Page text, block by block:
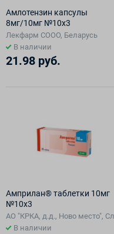
Амлотензин капсулы
8мг/10мг №10х3
Лекфарм СООО, Беларусь
В наличии
21.98 руб.
Амприлан® таблетки 10мг
№10х3
АО "КРКА, д.д., Ново место",
В наличии